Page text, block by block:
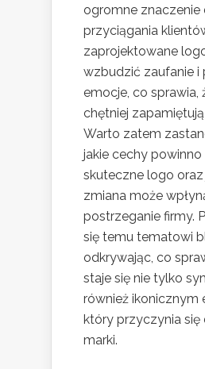
ogromne znaczenie
przyciągania
zaprojektowane
wzbudzić zaufanie
emocje, co sprawia,
chętniej
Warto zatem
jakie cechy powinno
skuteczne logo oraz
zmiana może
postrzeganie firmy.
się temu tematowi
odkrywając, co
staje się nie tylko
również ikonicznym
który przyczynia się
marki.